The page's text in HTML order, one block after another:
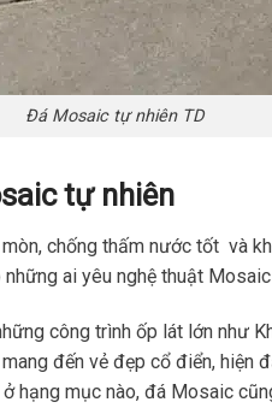
Đá Mosaic tự nhiên TD
tự nhiên
chống thấm nước tốt và
ai yêu nghệ thuật
công trình ốp lát lớn như
đến vẻ đẹp cổ điển, hiện
hạng mục nào, đá Mosaic